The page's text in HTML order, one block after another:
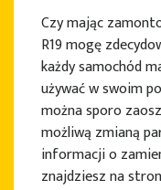
Czy mając
R19 mogę
każdy samochód
używać w swoim
można sporo
możliwą zmianą
informacji o
znajdziesz na